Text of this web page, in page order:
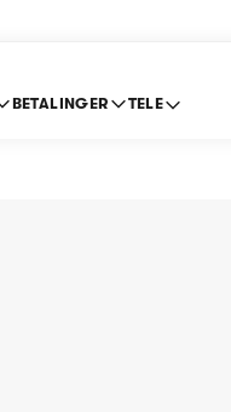
BETALINGER TELE